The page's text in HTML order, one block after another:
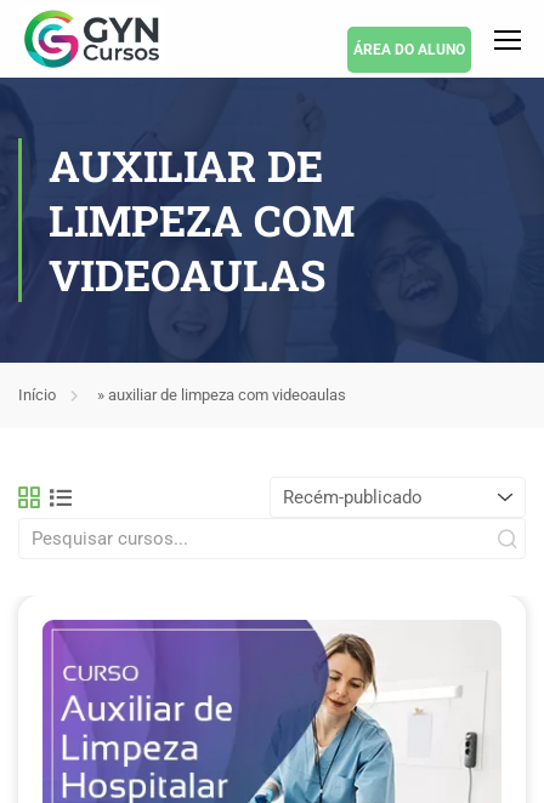
ÁREA DO ALUNO
AUXILIAR DE
LIMPEZA COM
VIDEOAULAS
Início » auxiliar de limpeza com videoaulas